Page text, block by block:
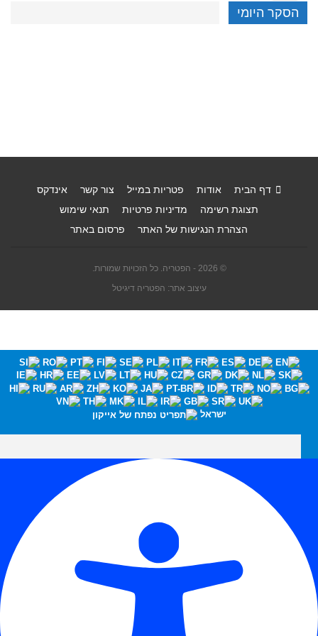
הסקר היומי
דף הבית אודות פטריות במייל צור קשר
אינדקס
תצוגת רשימה
מדיניות פרטיות
תנאי שימוש
הצהרת הנגישות של האתר
פרסום באתר
© 2026 - הפטריה. כל הזכויות שמורות.
עיצוב אתר: הפטריה דיגיטל
ישראל